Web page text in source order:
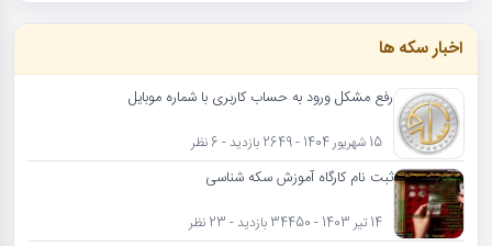
اخبار سکه ها
رفع مشکل ورود به حساب کاربری با شماره موبایل
15 شهریور 1404 - 2649 بازدید - 6 نظر
ثبت نام کارگاه آموزش سکه شناسی
14 تیر 1403 - 34450 بازدید - 23 نظر